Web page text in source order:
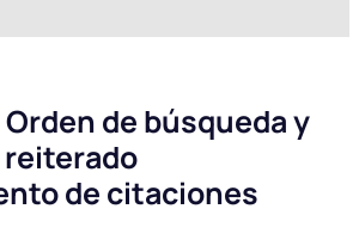
de búsqueda y
de citaciones